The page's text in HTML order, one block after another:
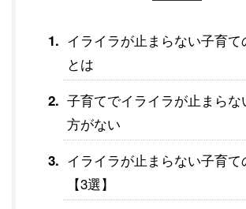
イライラが止まらない子育て
とは
子育てでイライラが止まらな
方がない
イライラが止まらない子育て
【3選】